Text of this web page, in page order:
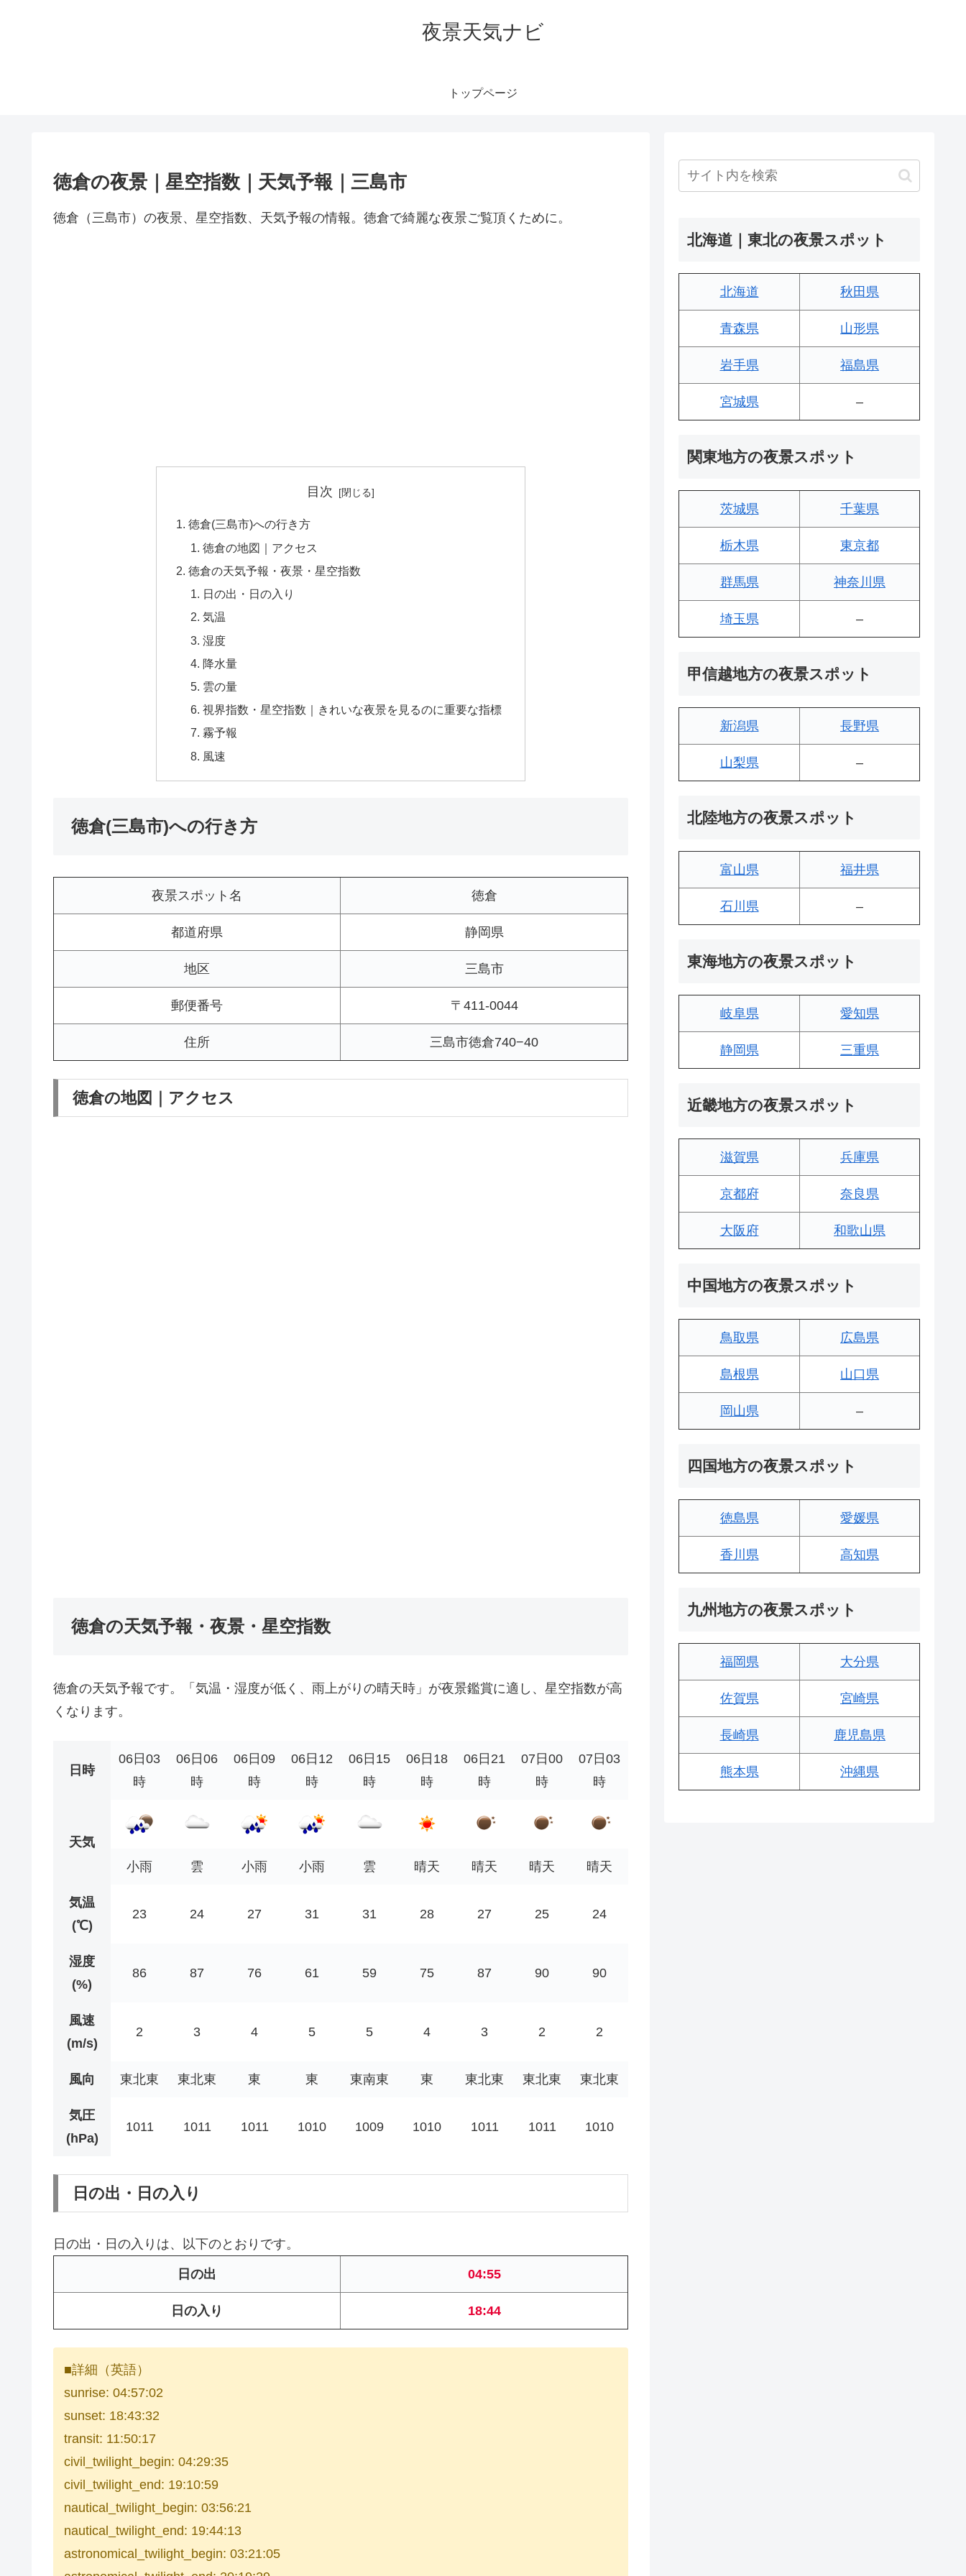
夜景天気ナビ
トップページ
徳倉の夜景｜星空指数｜天気予報｜三島市
徳倉（三島市）の夜景、星空指数、天気予報の情報。徳倉で綺麗な夜景ご覧頂くために。
目次
徳倉(三島市)への行き方
徳倉の地図｜アクセス
徳倉の天気予報・夜景・星空指数
日の出・日の入り
気温
湿度
降水量
雲の量
視界指数・星空指数｜きれいな夜景を見るのに重要な指標
霧予報
風速
徳倉(三島市)への行き方
夜景スポット名 徳倉
都道府県 静岡県
地区 三島市
郵便番号 〒411-0044
住所 三島市徳倉740−40
徳倉の地図｜アクセス
徳倉の天気予報・夜景・星空指数
徳倉の天気予報です。「気温・湿度が低く、雨上がりの晴天時」が夜景鑑賞に適し、星空指数が高
くなります。
日時
06日03
時
06日06
時
06日09
時
06日12
時
06日15
時
06日18
時
06日21
時
07日00
時
07日03
時
天気
小雨
雲 小雨 小雨 雲 晴天 晴天 晴天 晴天
気温
(℃)
23 24 27 31 31 28 27 25 24
湿度
(%)
86 87 76 61 59 75 87 90 90
風速
(m/s)
2 3 4 5 5 4 3 2 2
風向 東北東 東北東 東 東 東南東 東 東北東 東北東 東北東
気圧
(hPa)
1011 1011 1011 1010 1009 1010 1011 1011 1010
日の出・日の入り
日の出・日の入りは、以下のとおりです。
日の出 04:55
日の入り 18:44
■詳細（英語）
sunrise: 04:57:02
sunset: 18:43:32
transit: 11:50:17
civil_twilight_begin: 04:29:35
civil_twilight_end: 19:10:59
nautical_twilight_begin: 03:56:21
nautical_twilight_end: 19:44:13
astronomical_twilight_begin: 03:21:05
北海道｜東北の夜景スポット
北海道 秋田県
青森県 山形県
岩手県 福島県
宮城県 –
関東地方の夜景スポット
茨城県 千葉県
栃木県 東京都
群馬県 神奈川県
埼玉県 –
甲信越地方の夜景スポット
新潟県 長野県
山梨県 –
北陸地方の夜景スポット
富山県 福井県
石川県 –
東海地方の夜景スポット
岐阜県 愛知県
静岡県 三重県
近畿地方の夜景スポット
滋賀県 兵庫県
京都府 奈良県
大阪府 和歌山県
中国地方の夜景スポット
鳥取県 広島県
島根県 山口県
岡山県 –
四国地方の夜景スポット
徳島県 愛媛県
香川県 高知県
九州地方の夜景スポット
福岡県 大分県
佐賀県 宮崎県
長崎県 鹿児島県
熊本県 沖縄県